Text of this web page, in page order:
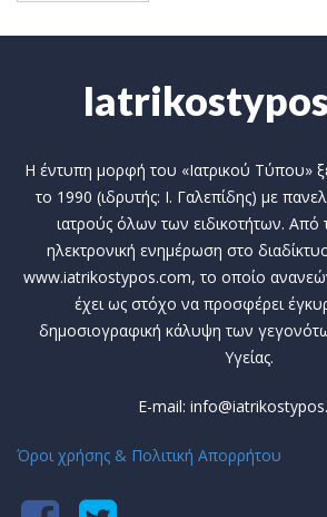
Η έντυπη μορφή του «Ιατρικού Τύπου»
το 1990 (ιδρυτής: Ι. Γαλεπίδης) με
ιατρούς όλων των ειδικοτήτων. Από
ηλεκτρονική ενημέρωση στο
www.iatrikostypos.com, το οποίο
έχει ως στόχο να προσφέρει
δημοσιογραφική κάλυψη των
Υγείας.
E-mail:
Όροι χρήσης & Πολιτική Απορρήτου